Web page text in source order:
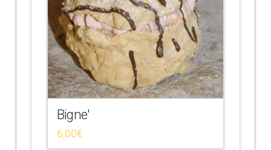
Bigne'
6,00€